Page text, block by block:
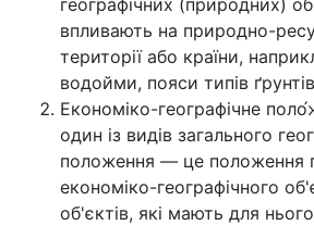
географічних (природних)
впливають на природно-
території або країни,
водойми, пояси типів ґрунтів
Економіко-географічне
один із видів загального
положення — це положення
економіко-географічного
об'єктів, які мають для